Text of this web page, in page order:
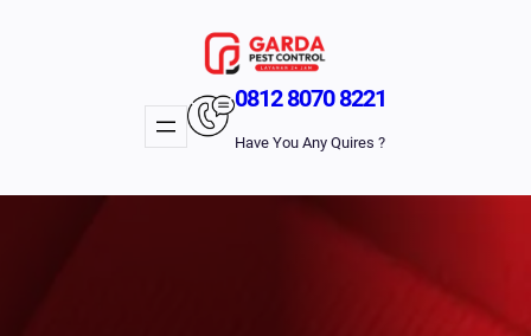
0812 8070 8221
Have You Any Quires ?